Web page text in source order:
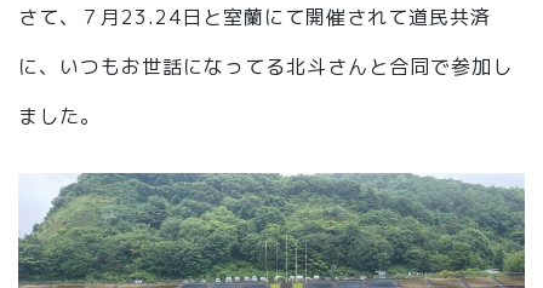
さて、７月23.24日と室蘭にて開催されて道民共済
に、いつもお世話になってる北斗さんと合同で参加し
ました。